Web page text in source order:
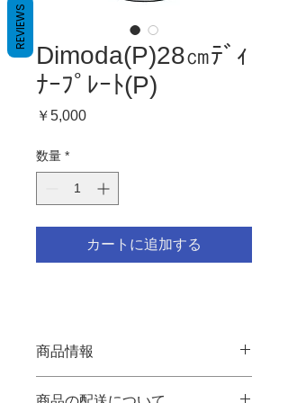
Dimoda(P)28㎝ﾃﾞｨ
ﾅｰﾌﾟﾚｰﾄ(P)
￥5,000価
数量 *
カートに追加する
商品情報
REVIEWS